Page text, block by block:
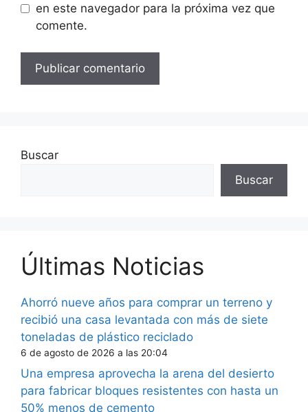
en este navegador para la próxima vez que
comente.
Buscar
Buscar
Últimas Noticias
Ahorró nueve años para comprar un terreno y
recibió una casa levantada con más de siete
toneladas de plástico reciclado
6 de agosto de 2026 a las 20:04
Una empresa aprovecha la arena del desierto
para fabricar bloques resistentes con hasta un
50% menos de cemento